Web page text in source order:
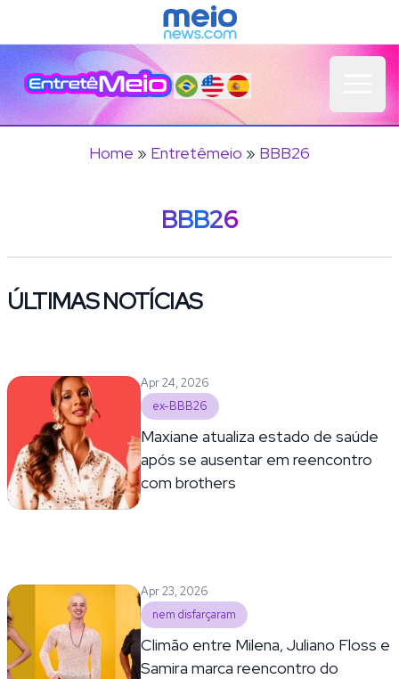
Home » Entretêmeio » BBB26
BBB26
ÚLTIMAS NOTÍCIAS
Apr 24, 2026
ex-BBB26
Maxiane atualiza estado de saúde
após se ausentar em reencontro
com brothers
Apr 23, 2026
nem disfarçaram
Climão entre Milena, Juliano Floss e
Samira marca reencontro do